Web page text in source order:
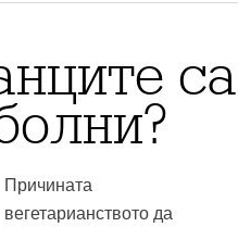
са
Причината
вегетарианството да